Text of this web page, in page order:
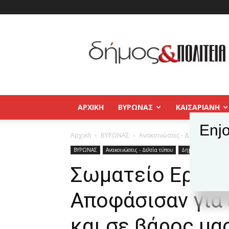
και
Πολιτεία
Βύρωνας
–
Παγκράτι
ΑΡΧΙΚΉ ΒΥΡΩΝΑΣ ΚΑΙΣΑΡΙΑΝΗ
Αρχική ΒΥΡΩΝΑΣ Ανακοινώσεις - Δελτία τύπου
ΒΥΡΩΝΑΣ Ανακοινώσεις - Δελτία τύπου Δημοφιλή άρθρα
Σωματείο
Αποφάσισαν